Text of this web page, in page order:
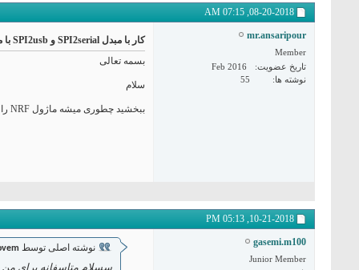
08-20-2018,
07:15 AM
mr.ansaripour
Member
تاریخ عضویت
Feb 2016
نوشته ها
55
کار با مبدل SPI2serial و SPI2usb با ماژول NRF
بسمه تعالی
سلام
ببخشید چطوری میشه ماژول NRF را با مبدل های SPI2usb و SPI2serial راه اندازی کرد؟ من خود ماژول رو راه اندازی کردم ولی این مبدلها نمی دونم چطوری میشه بهش اضافه کرد تا ارتباط سریال برقرار باشد ؟
10-21-2018,
05:13 PM
gasemi.m100
Junior Member
نوشته اصلی توسط
سسلام متاسفانه برای من